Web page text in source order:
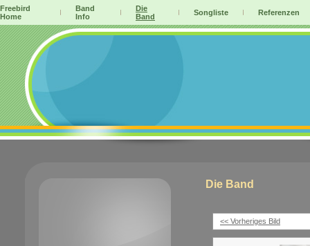
Freebird
Home
Band
Info
Die
Band
Songliste Referenzen
Die Band
<< Vorheriges Bild